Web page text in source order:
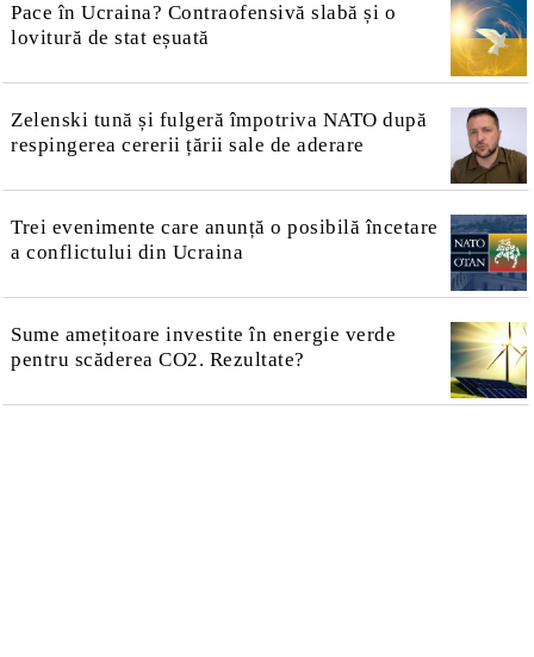
Pace în Ucraina? Contraofensivă slabă și o
lovitură de stat eșuată
Zelenski tună și fulgeră împotriva NATO după
respingerea cererii țării sale de aderare
Trei evenimente care anunță o posibilă încetare
a conflictului din Ucraina
Sume amețitoare investite în energie verde
pentru scăderea CO2. Rezultate?